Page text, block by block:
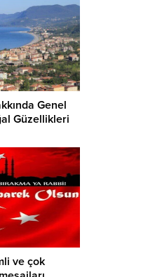
Genel
Güzellikleri
ve çok